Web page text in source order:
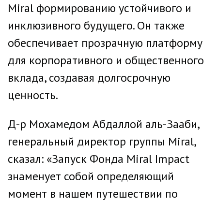
Miral формированию устойчивого и
инклюзивного будущего. Он также
обеспечивает прозрачную платформу
для корпоративного и общественного
вклада, создавая долгосрочную
ценность.
Д-р Мохамедом Абдаллой аль-Зааби,
генеральный директор группы Miral,
сказал: «Запуск Фонда Miral Impact
знаменует собой определяющий
момент в нашем путешествии по